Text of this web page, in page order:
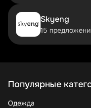
сериалами,
премиум-версия
этом список
недоступный
Skyeng
15
Популярные
Одежда